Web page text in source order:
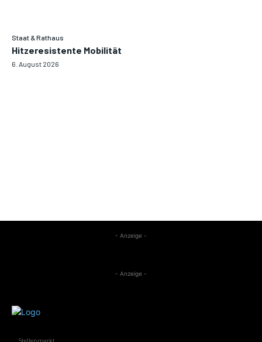
Staat & Rathaus
Hitzeresistente Mobilität
6. August 2026
- Anzeige -
- Anzeige -
Stellenmarkt